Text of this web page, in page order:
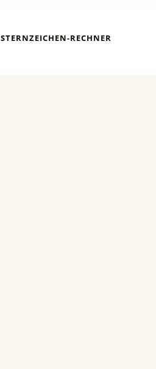
STERNZEICHEN-RECHNER